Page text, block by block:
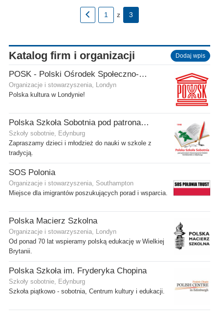
1 z 3
Katalog firm i organizacji Dodaj wpis
POSK - Polski Ośrodek Społeczno-Kulturalny
Organizacje i stowarzyszenia, Londyn
Polska kultura w Londynie!
Polska Szkoła Sobotnia pod patronatem SPK w Edynburgu - Filia Stenhouse
Szkoły sobotnie, Edynburg
Zapraszamy dzieci i młodzież do nauki w szkole z
tradycją.
SOS Polonia
Organizacje i stowarzyszenia, Southampton
Miejsce dla imigrantów poszukujących porad i wsparcia.
Polska Macierz Szkolna
Organizacje i stowarzyszenia, Londyn
Od ponad 70 lat wspieramy polską edukację w Wielkiej
Brytanii.
Polska Szkoła im. Fryderyka Chopina
Szkoły sobotnie, Edynburg
Szkoła piątkowo - sobotnia, Centrum kultury i edukacji.